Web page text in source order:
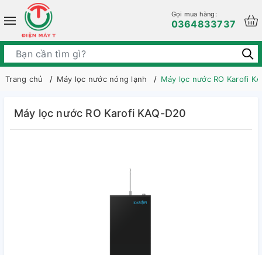
Gọi mua hàng:
0364833737
Trang chủ Máy lọc nước nóng lạnh Máy lọc nước RO Karofi
Máy lọc nước RO Karofi KAQ-D20